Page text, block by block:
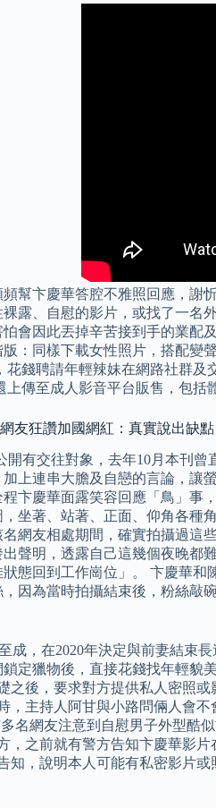
幫卞慶華答腔不雅照回應，
露、自慰的影片，或找了一
會因此丟掉辛苦接到手的業
：同樣下載女性照片，搭配
錢聘請年輕辣妹在網路社群
傳至成人影音平台販售，包
友狂讚加國網紅：真實說出缺點
有交往對象，去年10月本刊
上連串大膽及自戀的言論，
卞慶華面露笑容回應「鳥」
坐著、站著、正面、仰角各
網友相處期間，確實拍攝過
聲明，透露自己這幾個夜晚
態回到工作崗位」。 卞慶華
因為當時拍攝結束後，粉絲
成，在2020年決定與前妻結束長
定獵物後，直接花錢找年輕貌
後，要求對方提供私人密照或
，主持人阿甘與小路問倆人會
名網友注意到自慰男子外型
，之前就有警方告知卞慶華影
知，說明本人可能有私密影片